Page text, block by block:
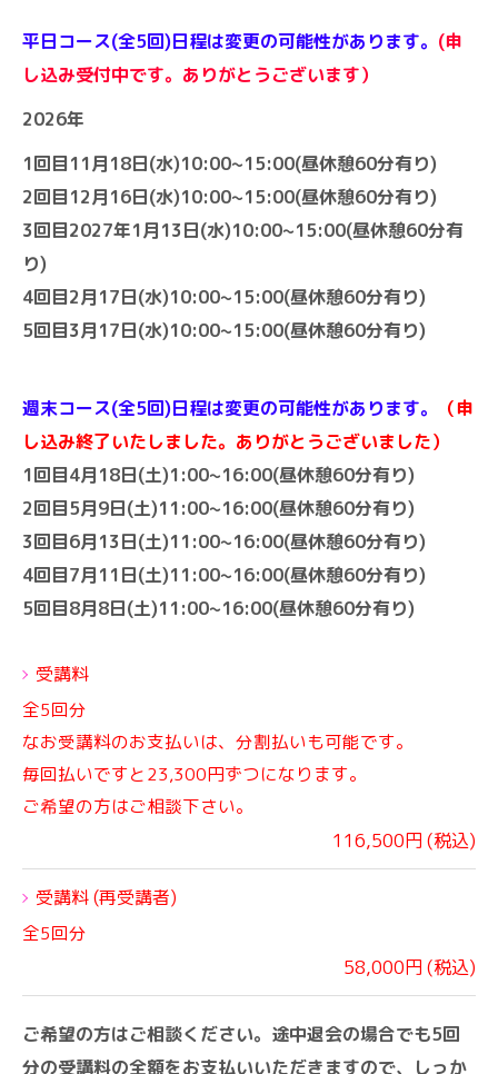
平日コース(全5回)日程は変更の可能性があります。 (申
し込み受付中です。ありがとうございます）
2026年
1回目11月18日(水)10:00~15:00(昼休憩60分有り)
2回目12月16日(水)10:00~15:00(昼休憩60分有り)
3回目2027年1月13日(水)10:00~15:00(昼休憩60分有
り)
4回目2月17日(水)10:00~15:00(昼休憩60分有り)
5回目3月17日(水)10:00~15:00(昼休憩60分有り)
週末コース(全5回)日程は変更の可能性があります。
（申
し込み終了いたしました。ありがとうございました）
1回目4月18日(土)1:00~16:00(昼休憩60分有り)
2回目5月9日(土)11:00~16:00(昼休憩60分有り)
3回目6月13日(土)11:00~16:00(昼休憩60分有り)
4回目7月11日(土)11:00~16:00(昼休憩60分有り)
5回目8月8日(土)11:00~16:00(昼休憩60分有り)
受講料
全5回分
なお受講料のお支払いは、分割払いも可能です。
毎回払いですと23,300円ずつになります。
ご希望の方はご相談下さい。
116,500円 (税込)
受講料 (再受講者)
全5回分
58,000円 (税込)
ご希望の方はご相談ください。途中退会の場合でも5回
分の受講料の全額をお支払いいただきますので、しっか